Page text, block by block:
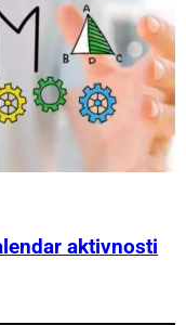
aktivnosti